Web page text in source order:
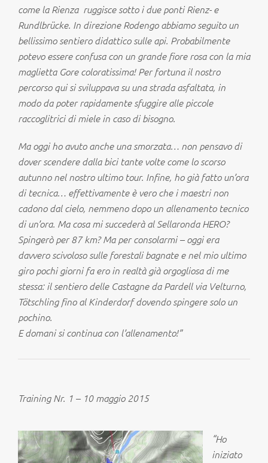
come la Rienza ruggisce sotto i due ponti Rienz- e
Rundlbrücke. In direzione Rodengo abbiamo seguito un
bellissimo sentiero didattico sulle api. Probabilmente
potevo essere confusa con un grande fiore rosa con la mia
maglietta Gore coloratissima! Per fortuna il nostro
percorso qui si sviluppava su una strada asfaltata, in
modo da poter rapidamente sfuggire alle piccole
raccoglitrici di miele in caso di bisogno.
Ma oggi ho avuto anche una smorzata… non pensavo di
dover scendere dalla bici tante volte come lo scorso
autunno nel nostro ultimo tour. Infine, ho già fatto un’ora
di tecnica… effettivamente è vero che i maestri non
cadono dal cielo, nemmeno dopo un allenamento tecnico
di un’ora. Ma cosa mi succederà al Sellaronda HERO?
Spingerò per 87 km? Ma per consolarmi – oggi era
davvero scivoloso sulle forestali bagnate e nel mio ultimo
giro pochi giorni fa ero in realtà già orgogliosa di me
stessa: il sentiero delle Castagne da Pardell via Velturno,
Tötschling fino al Kinderdorf dovendo spingere solo un
pochino.
E domani si continua con l’allenamento!”
Training Nr. 1 – 10 maggio 2015
“Ho
iniziato